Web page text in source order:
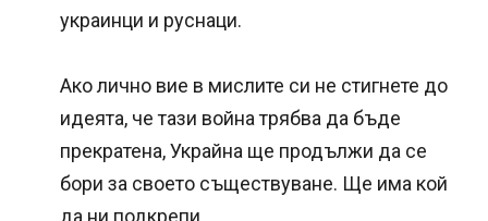
украинци и руснаци.
Ако лично вие в мислите си не стигнете до
идеята, че тази война трябва да бъде
прекратена, Украйна ще продължи да се
бори за своето съществуване. Ще има кой
да ни подкрепи.